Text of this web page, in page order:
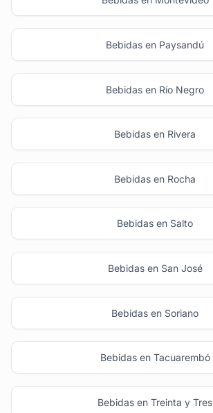
Bebidas en Paysandú
Bebidas en Río Negro
Bebidas en Rivera
Bebidas en Rocha
Bebidas en Salto
Bebidas en San José
Bebidas en Soriano
Bebidas en Tacuarembó
Bebidas en Treinta y Tres